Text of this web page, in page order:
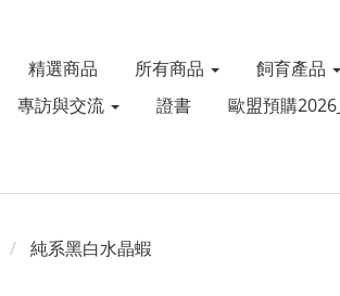
精選商品 所有商品
飼育產品
專訪與交流 證書 歐盟預購
純系黑白水晶蝦